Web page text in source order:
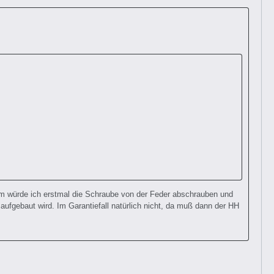
ich erstmal die Schraube von der Feder abschrauben und
wird. Im Garantiefall natürlich nicht, da muß dann der HH